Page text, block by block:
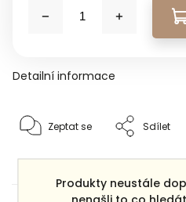
Produkty neustále
nenašli to co
Detailní informace
Zeptat se Sdílet